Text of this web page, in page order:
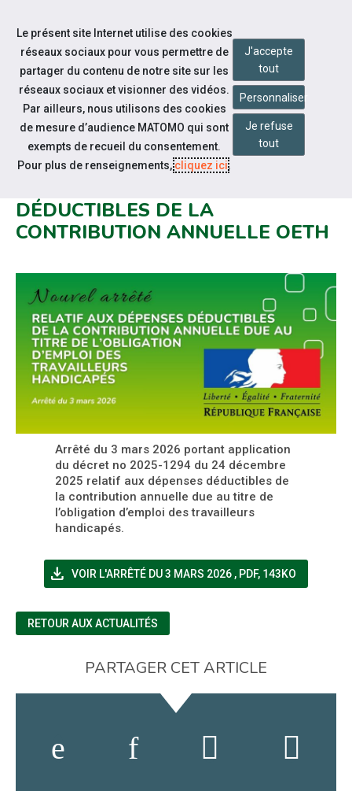
Aller au contenu
Actualités
ARRÊTÉ DU 3 MARS 2026
DÉDUCTIBLES DE LA
CONTRIBUTION ANNUELLE OETH
Arrêté du 3 mars 2026 portant application
du décret no 2025-1294 du 24 décembre
2025 relatif aux dépenses déductibles de
la contribution annuelle due au titre de
l’obligation d’emploi des travailleurs
handicapés.
file_download VOIR L'ARRÊTÉ DU 3 MARS 2026 (NOUVELLE FENÊTRE)
, PDF, 143KO
RETOUR AUX ACTUALITÉS
PARTAGER CET ARTICLE
Le présent site Internet utilise des cookies
réseaux sociaux pour vous permettre de
partager du contenu de notre site sur les
réseaux sociaux et visionner des vidéos.
Par ailleurs, nous utilisons des cookies
de mesure d’audience MATOMO qui sont
exempts de recueil du consentement.
Pour plus de renseignements,cliquez ici.
J'accepte
tout
Personnaliser
Je refuse
tout